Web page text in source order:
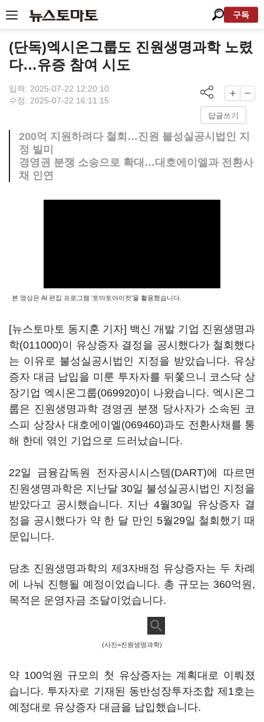
구독
(단독)엑시온그룹도 진원생명과학 노렸
다…유증 참여 시도
입력: 2025-07-22 12:20:10
수정: 2025-07-22 16:11:15
답글쓰기
200억 지원하려다 철회…진원 불성실공시법인 지
정 빌미
경영권 분쟁 소송으로 확대…대호에이엘과 전환사
채 인연
본 영상은 AI 편집 프로그램 '토마토아이컷'을 활용했습니다.
[뉴스토마토 동지훈 기자] 백신 개발 기업 진원생명과
학(011000)이 유상증자 결정을 공시했다가 철회했다
는 이유로 불성실공시법인 지정을 받았습니다. 유상
증자 대금 납입을 미룬 투자자를 뒤쫓으니 코스닥 상
장기업 엑시온그룹(069920)이 나왔습니다. 엑시온그
룹은 진원생명과학 경영권 분쟁 당사자가 소속된 코
스피 상장사 대호에이엘(069460)과도 전환사채를 통
해 한데 엮인 기업으로 드러났습니다.
22일 금융감독원 전자공시시스템(DART)에 따르면
진원생명과학은 지난달 30일 불성실공시법인 지정을
받았다고 공시했습니다. 지난 4월30일 유상증자 결
정을 공시했다가 약 한 달 만인 5월29일 철회했기 때
문입니다.
당초 진원생명과학의 제3자배정 유상증자는 두 차례
에 나눠 진행될 예정이었습니다. 총 규모는 360억원,
목적은 운영자금 조달이었습니다.
(사진=진원생명과학)
약 100억원 규모의 첫 유상증자는 계획대로 이뤄졌
습니다. 투자자로 기재된 동반성장투자조합 제1호는
예정대로 유상증자 대금을 납입했습니다.